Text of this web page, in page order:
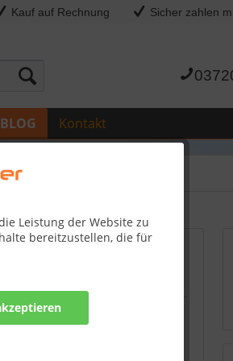
Kauf auf Rechnung Sicher zahlen
BLOG Kontakt
Leistung der Website zu
bereitzustellen, die für